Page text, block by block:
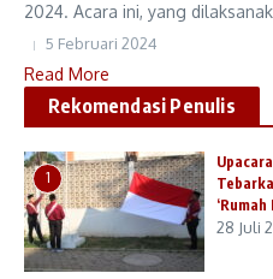
2024. Acara ini, yang
5 Februari 2024
Read More
Rekomendasi Penulis
1
‘Rumah
28 Juli